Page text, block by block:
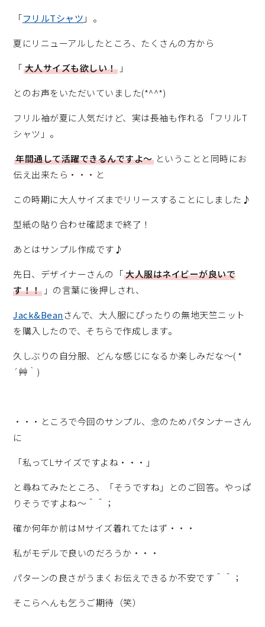
「フリルTシャツ 」。
夏にリニューアルしたところ、たくさんの方から
「 大人サイズも欲しい！ 」
とのお声をいただいていました(*^^*)
フリル袖が夏に人気だけど、実は長袖も作れる「フリルT
シャツ」。
年間通して活躍できるんですよ～ ということと同時にお
伝え出来たら・・・と
この時期に大人サイズまでリリースすることにしました♪
型紙の貼り合わせ確認まで終了！
あとはサンプル作成です♪
先日、デザイナーさんの「 大人服はネイビーが良いで
す！！ 」の言葉に後押しされ、
Jack&Beanさんで、大人服にぴったりの無地天竺ニット
を購入したので、そちらで作成します。
久しぶりの自分服、どんな感じになるか楽しみだな～( *
´艸｀)
・・・ところで今回のサンプル、念のためパタンナーさん
に
「私ってLサイズですよね・・・」
と尋ねてみたところ、「そうですね」とのご回答。やっぱ
りそうですよね～＾＾；
確か何年か前はMサイズ着れてたはず・・・
私がモデルで良いのだろうか・・・
パターンの良さがうまくお伝えできるか不安です＾＾；
そこらへんも乞うご期待（笑）